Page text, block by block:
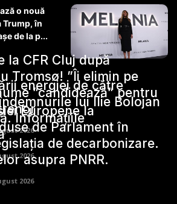
o nouă
Trump, în
de la p...
la CFR Cluj după
Tromsø! ”Îi elimin pe
”candidează” pentru
2026
energiei de către
lui Ilie Bolojan
Informațiile
2026
Europene la
de Parlament în
de decarbonizare.
asupra PNRR.
2026